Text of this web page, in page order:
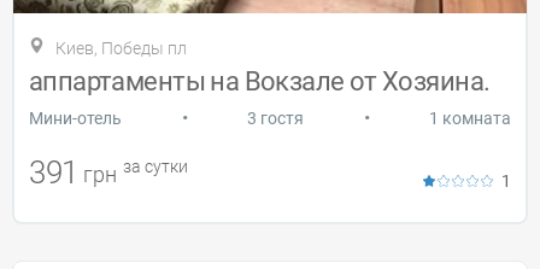
Киев, Победы пл
аппартаменты на Вокзале от Хозяина.
Мини-отель • 3 гостя • 1 комната
391 грн за сутки
1